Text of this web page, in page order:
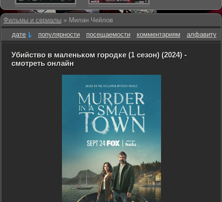
Фильмы и сериалы » Милан Чейлов
дате
популярности посещаемости комментариям алфавиту
Убийство в маленьком городке (1 сезон) (2024) -
смотреть онлайн